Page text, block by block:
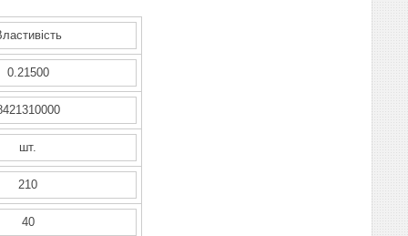
0.21500
шт.
210
40